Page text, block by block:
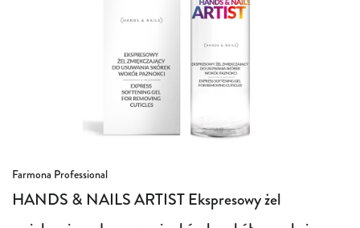
Farmona Professional
HANDS & NAILS ARTIST Ekspresowy żel
Przejdź
na
początek
galerii